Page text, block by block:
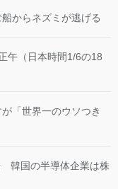
からネズミが逃げる
午（日本時間1/6の18
「世界一のウソつき
韓国の半導体企業は株